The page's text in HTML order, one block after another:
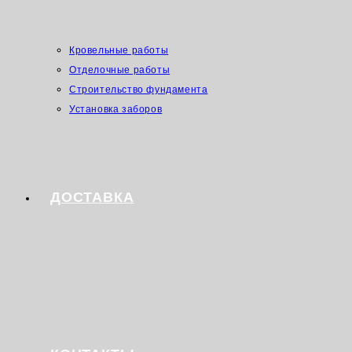
Кровельные работы
Отделочные работы
Строительство фундамента
Установка заборов
ДОСТАВКА